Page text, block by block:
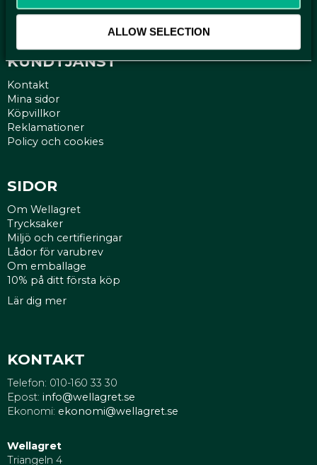
ALLOW SELECTION
Få relevanta erbjudande och kampanjer, en möjlighet att
KUNDTJÄNST
Kontakt
Mina sidor
Köpvillkor
Reklamationer
Policy och cookies
SIDOR
Om Wellagret
Trycksaker
Miljö och certifieringar
Lådor för varubrev
Om emballage
10% på ditt första köp
Lär dig mer
KONTAKT
Telefon: 010-160 33 30
Epost: info@wellagret.se
Ekonomi: ekonomi@wellagret.se
Wellagret
Triangeln 4